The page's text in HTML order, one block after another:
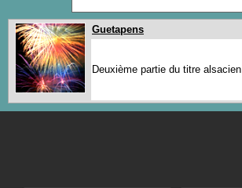
Guetapens
Deuxième partie du titre alsacien